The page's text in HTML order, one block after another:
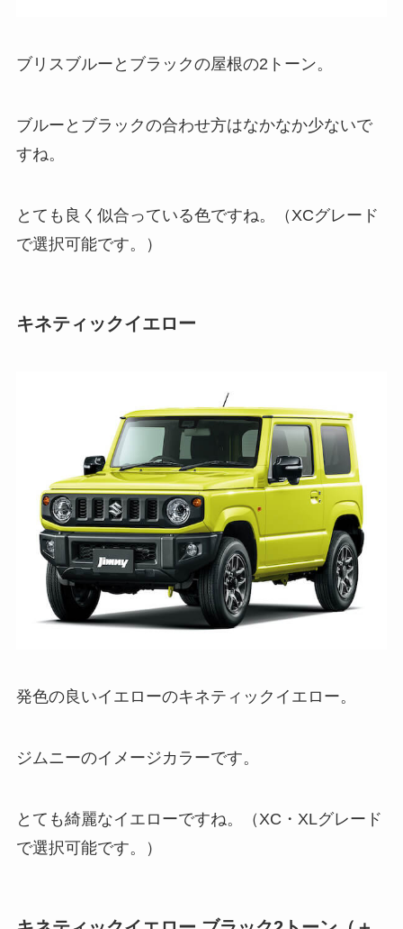
ブリスブルーとブラックの屋根の2トーン。
ブルーとブラックの合わせ方はなかなか少ないで
すね。
とても良く似合っている色ですね。（XCグレード
で選択可能です。）
キネティックイエロー
発色の良いイエローのキネティックイエロー。
ジムニーのイメージカラーです。
とても綺麗なイエローですね。（XC・XLグレード
で選択可能です。）